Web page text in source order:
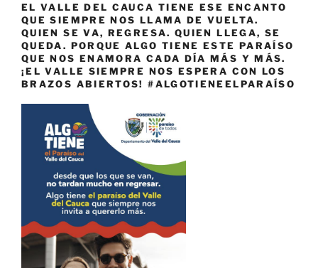
EL VALLE DEL CAUCA TIENE ESE ENCANTO
QUE SIEMPRE NOS LLAMA DE VUELTA.
QUIEN SE VA, REGRESA. QUIEN LLEGA, SE
QUEDA. PORQUE ALGO TIENE ESTE PARAÍSO
QUE NOS ENAMORA CADA DÍA MÁS Y MÁS.
¡EL VALLE SIEMPRE NOS ESPERA CON LOS
BRAZOS ABIERTOS! #ALGOTIENEELPARAÍSO